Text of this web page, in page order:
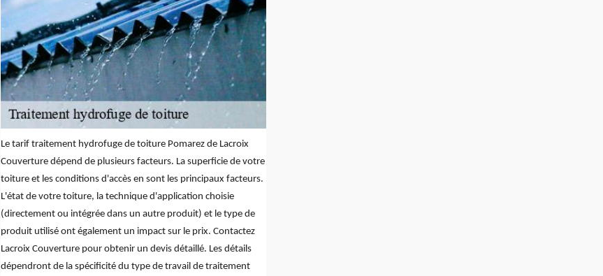
Le tarif traitement hydrofuge de toiture Pomarez de Lacroix
Couverture dépend de plusieurs facteurs. La superficie de votre
toiture et les conditions d'accès en sont les principaux facteurs.
L'état de votre toiture, la technique d'application choisie
(directement ou intégrée dans un autre produit) et le type de
produit utilisé ont également un impact sur le prix. Contactez
Lacroix Couverture pour obtenir un devis détaillé. Les détails
dépendront de la spécificité du type de travail de traitement